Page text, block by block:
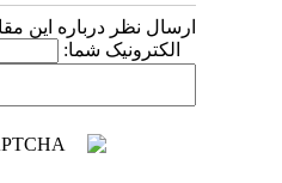
ارسال نظر درباره این
الکترونیک شما: